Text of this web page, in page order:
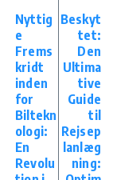
Nyttig
e
Frems
kridt
inden
for
Biltekn
ologi:
En
Revolu
Beskyt
tet:
Den
Ultima
tive
Guide
til
Rejsep
lanlæg
ning: